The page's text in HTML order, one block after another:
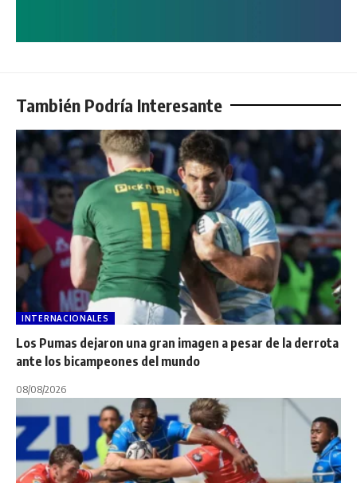
También Podría Interesante
INTERNACIONALES
Los Pumas dejaron una gran imagen a pesar de la derrota
ante los bicampeones del mundo
08/08/2026